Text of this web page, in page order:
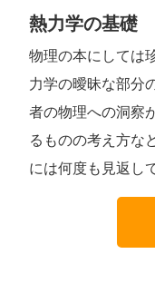
熱力学の基礎
物理の本にしては
力学の曖昧な部分
者の物理への洞察
るものの考え方な
には何度も見返し